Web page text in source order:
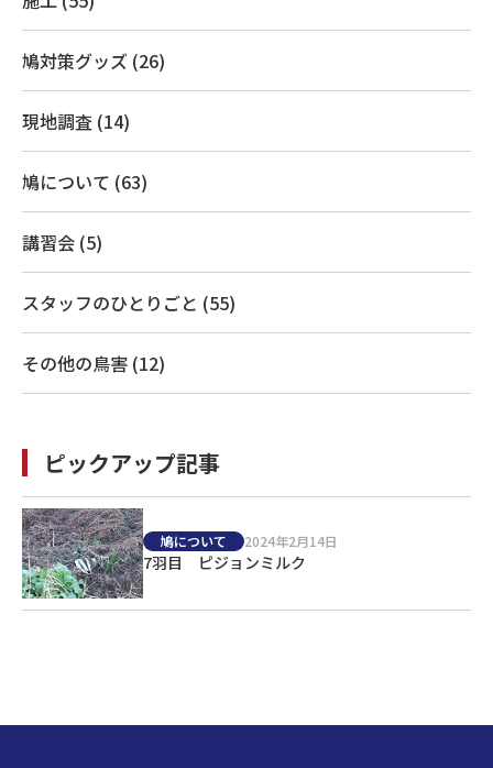
鳩対策グッズ (26)
現地調査 (14)
鳩について (63)
講習会 (5)
スタッフのひとりごと (55)
その他の鳥害 (12)
ピックアップ記事
鳩について 2024年2月14日
7羽目 ピジョンミルク